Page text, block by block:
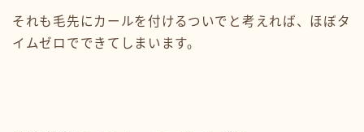
それも毛先にカールを付けるついでと考えれば、ほぼタ
イムゼロでできてしまいます。